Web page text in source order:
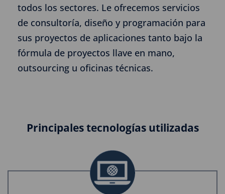
todos los sectores. Le ofrecemos servicios
de consultoría, diseño y programación para
sus proyectos de aplicaciones tanto bajo la
fórmula de proyectos llave en mano,
outsourcing u oficinas técnicas.
Principales tecnologías utilizadas